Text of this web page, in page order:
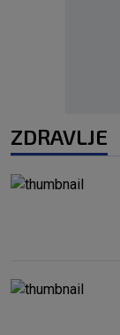
ZDRAVLJE